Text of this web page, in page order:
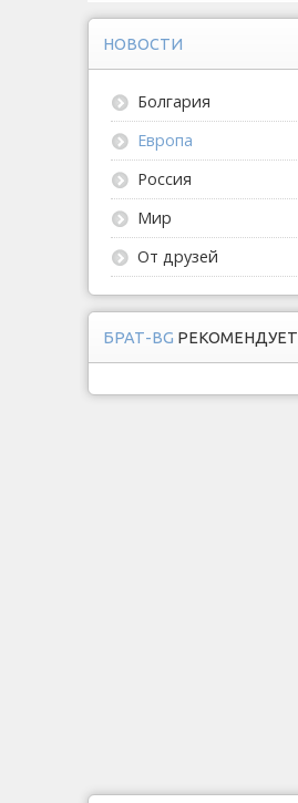
НОВОСТИ
Болгария
Европа
Россия
Мир
От друзей
БРАТ-BG РЕКОМЕНДУЕТ